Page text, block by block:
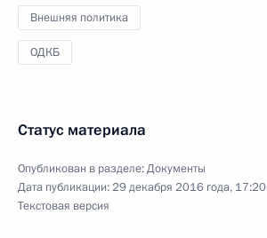
Внешняя политика
ОДКБ
Статус материала
Опубликован в разделе:Документы
Дата публикации:29 декабря 2016 года, 17:20
Текстовая версия